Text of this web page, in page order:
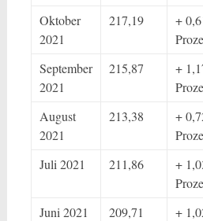
Oktober
2021
217,19
+
September
2021
215,87
+
August
2021
213,38
+
Juli 2021
211,86
+
Juni 2021
209,71
+